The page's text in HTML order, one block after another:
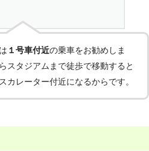
１号車付近の乗車をお勧めしま
スタジアムまで徒歩で移動すると
カレーター付近になるからです。